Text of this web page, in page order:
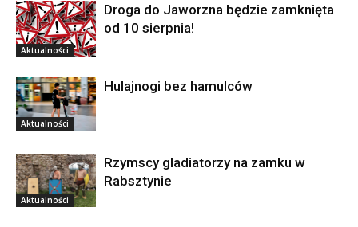
Aktualności
Droga do Jaworzna będzie zamknięta
od 10 sierpnia!
Aktualności
Hulajnogi bez hamulców
Aktualności
Rzymscy gladiatorzy na zamku w
Rabsztynie